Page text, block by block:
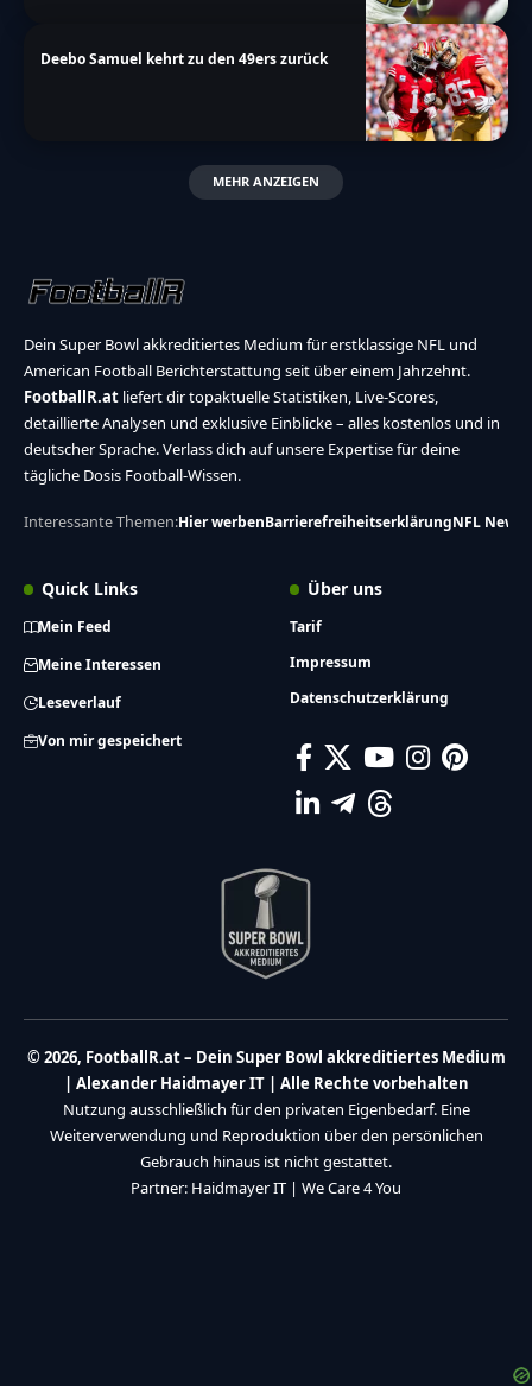
Deebo Samuel kehrt zu den 49ers zurück
MEHR ANZEIGEN
Dein Super Bowl akkreditiertes Medium für erstklassige NFL und
American Football Berichterstattung seit über einem Jahrzehnt.
FootballR.at liefert dir topaktuelle Statistiken, Live-Scores,
detaillierte Analysen und exklusive Einblicke – alles kostenlos und in
deutscher Sprache. Verlass dich auf unsere Expertise für deine
tägliche Dosis Football-Wissen.
Interessante Themen:Hier werbenBarrierefreiheitserklärungNFL News
Quick Links
Mein Feed
Meine Interessen
Leseverlauf
Von mir gespeichert
Über uns
Tarif
Impressum
Datenschutzerklärung
© 2026, FootballR.at – Dein Super Bowl akkreditiertes Medium
| Alexander Haidmayer IT | Alle Rechte vorbehalten
Nutzung ausschließlich für den privaten Eigenbedarf. Eine
Weiterverwendung und Reproduktion über den persönlichen
Gebrauch hinaus ist nicht gestattet.
Partner: Haidmayer IT | We Care 4 You